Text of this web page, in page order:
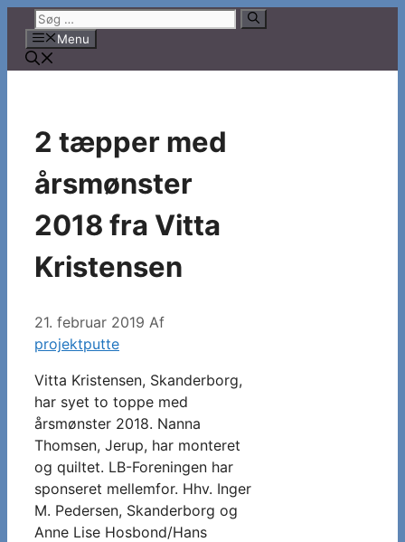
indhold
Søg
efter:Menu
2 tæpper med
årsmønster
2018 fra Vitta
Kristensen
21. februar 2019 Af
projektputte
Vitta Kristensen, Skanderborg,
har syet to toppe med
årsmønster 2018. Nanna
Thomsen, Jerup, har monteret
og quiltet. LB-Foreningen har
sponseret mellemfor. Hhv. Inger
M. Pedersen, Skanderborg og
Anne Lise Hosbond/Hans